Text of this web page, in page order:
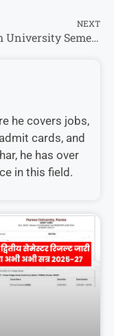
NEXT
Magadh University Semester 1 Result 2024-28 : अभी अभी हुआ जारी।
he covers jobs,
cards, and
he has over
in this field.